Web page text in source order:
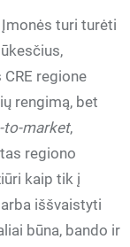
turi turėti
regione
rengimą, bet
to-market,
regiono
kaip tik į
iššvaistyti
būna, bando ir